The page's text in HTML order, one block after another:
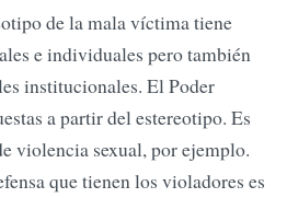
de la mala víctima tiene
e individuales pero también
institucionales. El Poder
a partir del estereotipo. Es
violencia sexual, por ejemplo.
que tienen los violadores es